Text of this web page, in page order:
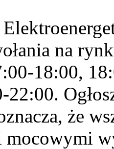
na
18:00,
że
mocowymi